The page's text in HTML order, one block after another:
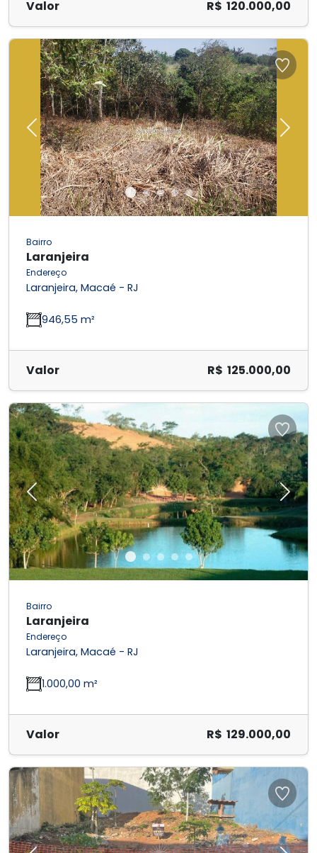
Valor R$ 120.000,00
Previous Next
Bairro
Laranjeira
Endereço
Laranjeira, Macaé - RJ
946,55 m²
Valor R$ 125.000,00
Previous Next
Bairro
Laranjeira
Endereço
Laranjeira, Macaé - RJ
1.000,00 m²
Valor R$ 129.000,00